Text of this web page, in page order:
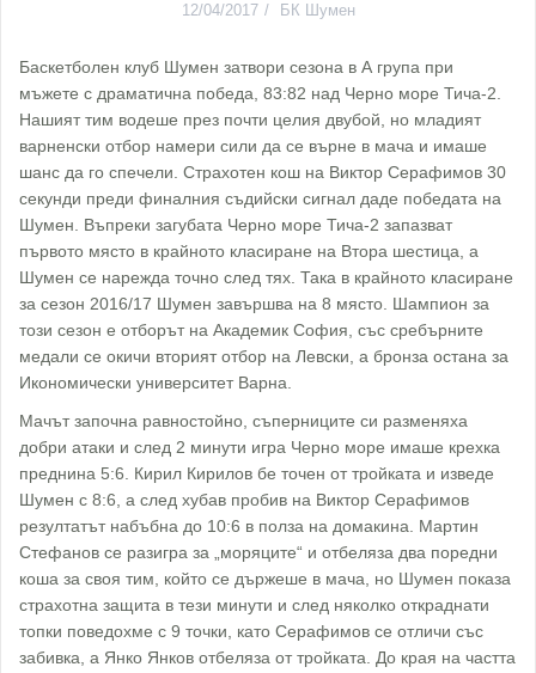
12/04/2017 БК Шумен
Баскетболен клуб Шумен затвори сезона в А група при
мъжете с драматична победа, 83:82 над Черно море Тича-2.
Нашият тим водеше през почти целия двубой, но младият
варненски отбор намери сили да се върне в мача и имаше
шанс да го спечели. Страхотен кош на Виктор Серафимов 30
секунди преди финалния съдийски сигнал даде победата на
Шумен. Въпреки загубата Черно море Тича-2 запазват
първото място в крайното класиране на Втора шестица, а
Шумен се нарежда точно след тях. Така в крайното класиране
за сезон 2016/17 Шумен завършва на 8 място. Шампион за
този сезон е отборът на Академик София, със сребърните
медали се окичи вторият отбор на Левски, а бронза остана за
Икономически университет Варна.
Мачът започна равностойно, съперниците си разменяха
добри атаки и след 2 минути игра Черно море имаше крехка
преднина 5:6. Кирил Кирилов бе точен от тройката и изведе
Шумен с 8:6, а след хубав пробив на Виктор Серафимов
резултатът набъбна до 10:6 в полза на домакина. Мартин
Стефанов се разигра за „моряците“ и отбеляза два поредни
коша за своя тим, който се държеше в мача, но Шумен показа
страхотна защита в тези минути и след няколко откраднати
топки поведохме с 9 точки, като Серафимов се отличи със
забивка, а Янко Янков отбеляза от тройката. До края на частта